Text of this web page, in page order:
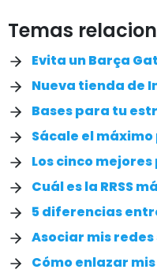
Temas
Evita un Barça
Nueva tienda de
Bases para tu
Sácale el
Los cinco
Cuál es la RRSS
5 diferencias
Asociar mis
Cómo enlazar